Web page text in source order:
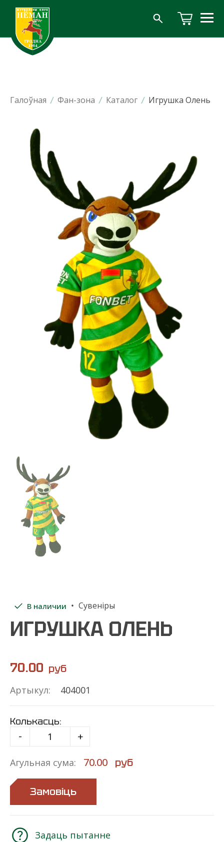
Галоўная / Фан-зона / Каталог / Игрушка Олень
В наличии Сувеніры
ИГРУШКА ОЛЕНЬ
70.00 руб
Артыкул: 404001
Колькасць:
-
+
Агульная сума: 70.00 руб
Замовіць
Задаць пытанне